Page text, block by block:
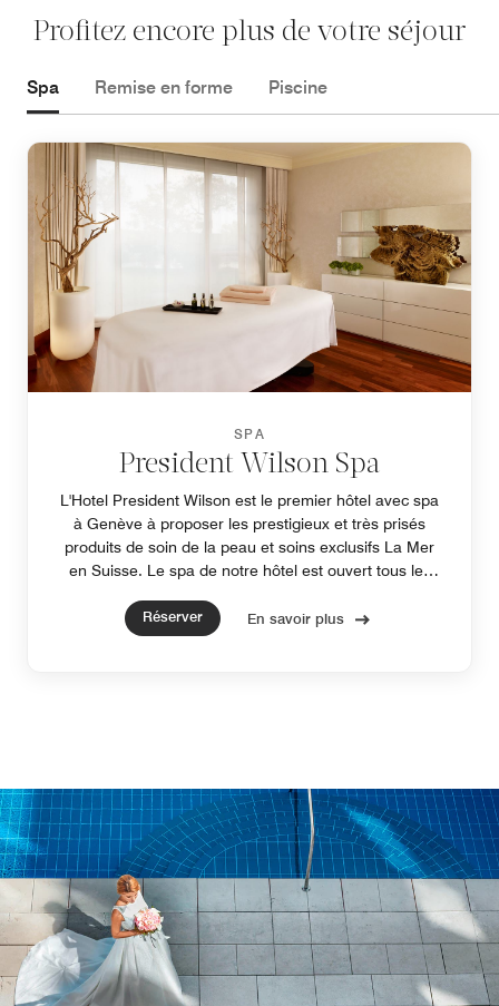
Profitez encore plus de votre séjour
Spa Remise en forme Piscine
SPA
President Wilson Spa
L'Hotel President Wilson est le premier hôtel avec spa
à Genève à proposer les prestigieux et très prisés
produits de soin de la peau et soins exclusifs La Mer
en Suisse. Le spa de notre hôtel est ouvert tous les
Réserver
En savoir plus